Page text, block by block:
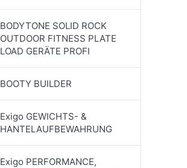
BODYTONE SOLID ROCK
OUTDOOR FITNESS PLATE
LOAD GERÄTE PROFI
BOOTY BUILDER
Exigo GEWICHTS- &
HANTELAUFBEWAHRUNG
Exigo PERFORMANCE,